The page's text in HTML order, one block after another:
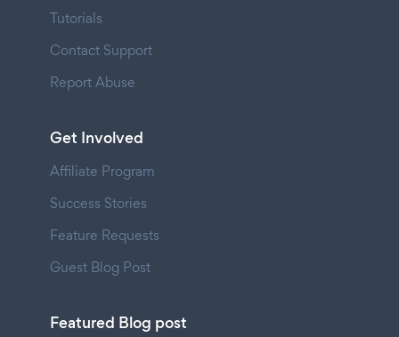
Tutorials
Contact Support
Report Abuse
Get Involved
Affiliate Program
Success Stories
Feature Requests
Guest Blog Post
Featured Blog post